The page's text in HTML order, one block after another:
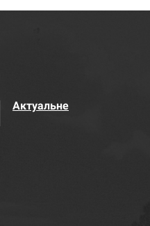
Актуальне